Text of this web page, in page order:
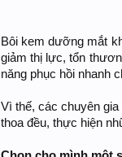
Bôi kem dưỡng mắt
giảm thị lực, tổn
năng phục hồi nhanh
Vì thế, các chuyên
thoa đều, thực hiện